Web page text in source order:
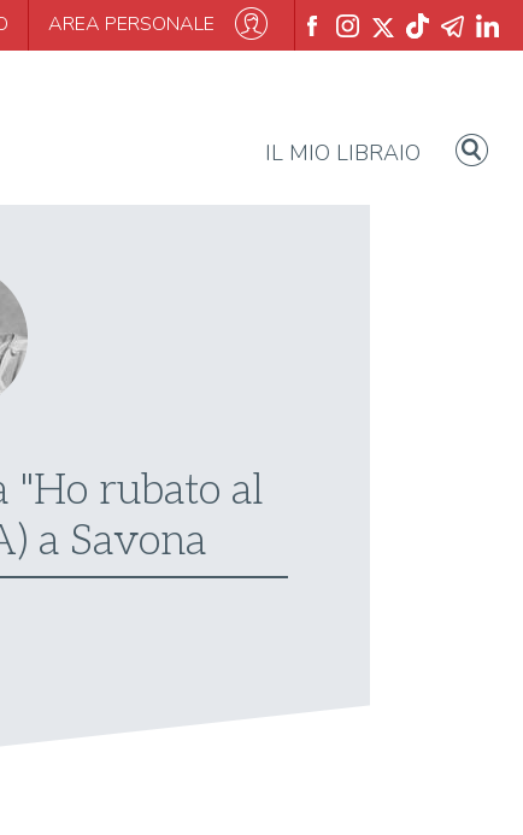
AREA PERSONALE
IL MIO LIBRAIO
"Ho rubato al
a Savona